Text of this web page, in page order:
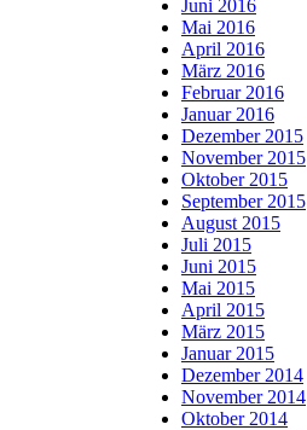
Juni 2016
Mai 2016
April 2016
März 2016
Februar 2016
Januar 2016
Dezember 2015
November 2015
Oktober 2015
September 2015
August 2015
Juli 2015
Juni 2015
Mai 2015
April 2015
März 2015
Januar 2015
Dezember 2014
November 2014
Oktober 2014